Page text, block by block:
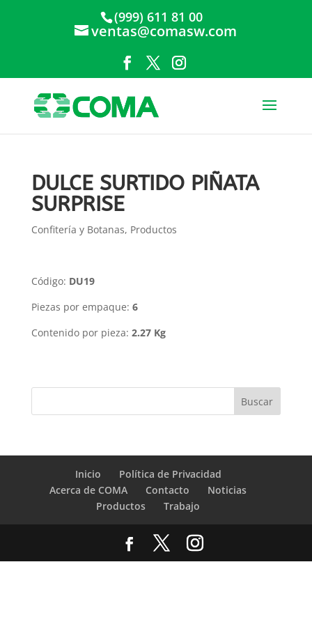
(999) 611 81 00
ventas@comasw.com
DULCE SURTIDO PIÑATA
SURPRISE
Confitería y Botanas, Productos
Código: DU19
Piezas por empaque: 6
Contenido por pieza: 2.27 Kg
Inicio
Política de Privacidad
Acerca de COMA
Contacto
Noticias
Productos
Trabajo